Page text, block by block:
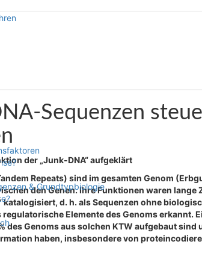
& Grundtypbiologie
Sequenzen
der „Junk-DNA“ aufgeklärt
Repeats) sind im gesamten Genom
den Genen. Ihre Funktionen waren lange
d. h. als Sequenzen ohne
Elemente des Genoms erkannt.
des Genoms aus solchen KTW aufgebaut sind
haben, insbesondere von